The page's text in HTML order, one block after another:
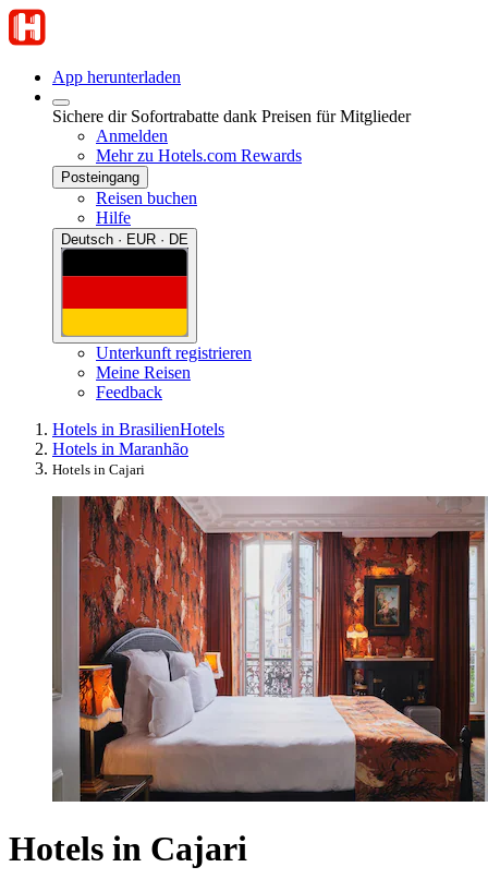
App herunterladen
Sichere dir Sofortrabatte dank Preisen für Mitglieder
Anmelden
Mehr zu Hotels.com Rewards
Posteingang
Reisen buchen
Hilfe
Deutsch · EUR · DE
Unterkunft registrieren
Meine Reisen
Feedback
Hotels in BrasilienHotels
Hotels in Maranhão
Hotels in Cajari
Hotels in Cajari